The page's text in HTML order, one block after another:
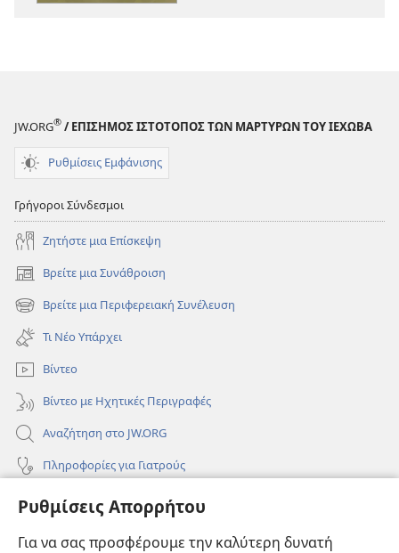
Ρυθμίσεις Απορρήτου
Για να σας προσφέρουμε την καλύτερη δυνατή
JW.ORG® / ΕΠΙΣΗΜΟΣ ΙΣΤΟΤΟΠΟΣ ΤΩΝ ΜΑΡΤΥΡΩΝ ΤΟΥ ΙΕΧΩΒΑ
Ρυθμίσεις Εμφάνισης
Γρήγοροι Σύνδεσμοι
Ζητήστε μια Επίσκεψη
Βρείτε μια Συνάθροιση
(ανοίγει
νέο
παράθυρο)
Βρείτε μια Περιφερειακή Συνέλευση
(ανοίγει
νέο
παράθυρο)
Τι Νέο Υπάρχει
Βίντεο
Βίντεο με Ηχητικές Περιγραφές
Αναζήτηση στο JW.ORG
Πληροφορίες για Γιατρούς
Πληροφορίες για Επίσημους Φορείς και ΜΜΕ